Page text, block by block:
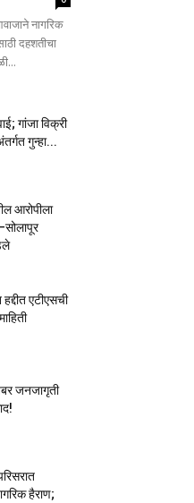
नागरिक
दहशतीचा
गांजा विक्री
गुन्हा...
आरोपीला
एटीएसची
जनजागृती
हैराण;